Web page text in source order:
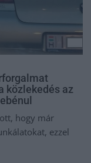
közlekedés az
hogy már
ezzel